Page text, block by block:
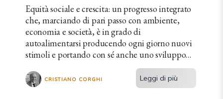
Equità sociale e crescita: un progresso integrato
che, marciando di pari passo con ambiente,
economia e società, è in grado di
autoalimentarsi producendo ogni giorno nuovi
stimoli e portando con sé anche uno sviluppo
CRISTIANO CORGHI Leggi di più